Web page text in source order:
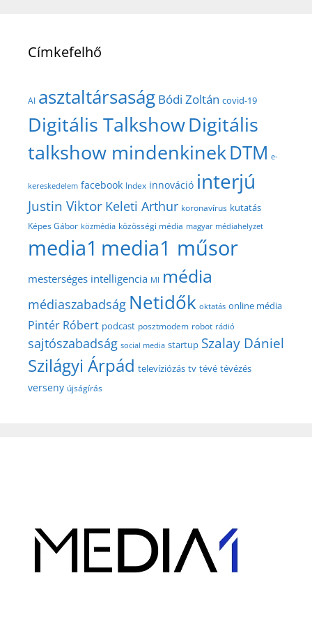
Címkefelhő
AI asztaltársaság Bódi Zoltán covid-19
Digitális TalkshowDigitális
talkshow mindenkinekDTM e-
kereskedelem facebook Index innováció interjú
Justin Viktor Keleti Arthur koronavírus kutatás
Képes Gábor közmédia közösségi média magyar médiahelyzet
media1 media1 műsor
mesterséges intelligencia MI média
médiaszabadság Netidők oktatás online média
Pintér Róbert podcast posztmodem robot rádió
sajtószabadság social media startup Szalay Dániel
Szilágyi Árpád televíziózás tv tévé tévézés
verseny újságírás